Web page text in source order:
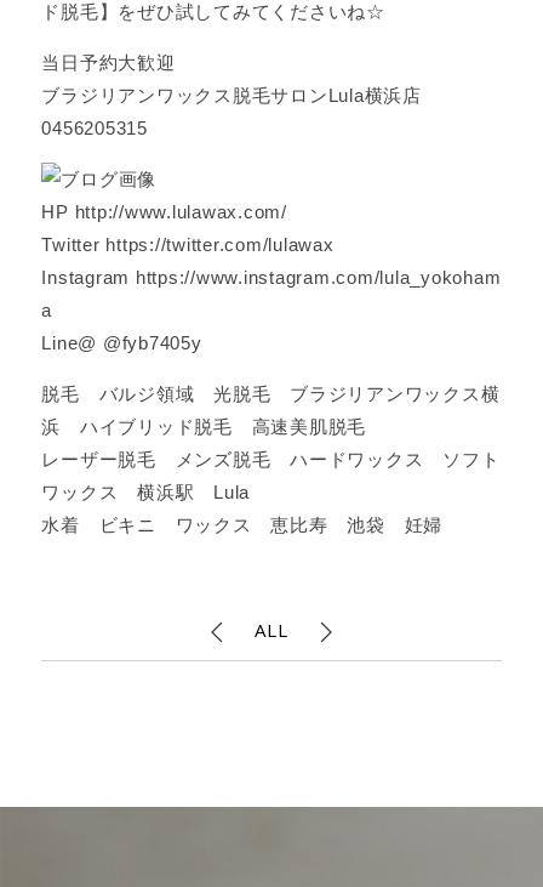
ド脱毛】をぜひ試してみてくださいね☆
当日予約大歓迎
ブラジリアンワックス脱毛サロンLula横浜店
0456205315
HP http://www.lulawax.com/
Twitter https://twitter.com/lulawax
Instagram https://www.instagram.com/lula_yokoham
a
Line@ @fyb7405y
脱毛 バルジ領域 光脱毛 ブラジリアンワックス横
浜 ハイブリッド脱毛 高速美肌脱毛
レーザー脱毛 メンズ脱毛 ハードワックス ソフト
ワックス 横浜駅 Lula
水着 ビキニ ワックス 恵比寿 池袋 妊婦
ALL